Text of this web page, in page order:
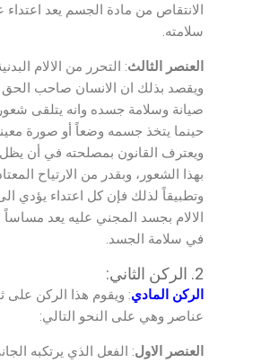
الانتقاص من مادة الجسم يعد اعتداء
سلامته.
العنصر الثالث: التحرر من الالام
ويقصد بذلك ان الانسان صاحب
صيانة وسلامة جسده وانه يتلقى
حينما يتخذ جسمه وضعاً أو صورة
ويعترف القانون بمصلحته في أن
بهذا الشعور، وبقدر من الارتياح
وتطبيقاً لذلك فإن كل اعتداء يؤدي
الالام بجسد المجني عليه يعد مساساً
في سلامة الجسد.
2. الركن الثاني:
الركن المادي: ويقوم هذا الركن على
عناصر وهي على النحو التالي:
العنصر الاول: الفعل الذي يرتكبه